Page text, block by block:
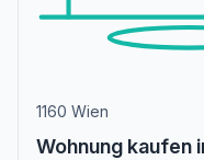
1160 Wien
Wohnung kaufen